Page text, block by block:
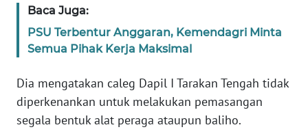
Baca Juga:
PSU Terbentur Anggaran, Kemendagri Minta
Semua Pihak Kerja Maksimal
Dia mengatakan caleg Dapil I Tarakan Tengah tidak
diperkenankan untuk melakukan pemasangan
segala bentuk alat peraga ataupun baliho.
WN
WN
BANTEN